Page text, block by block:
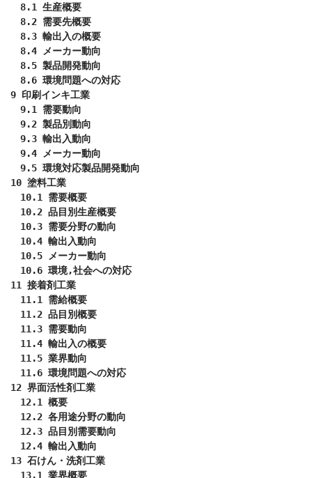
8.1 生産概要
8.2 需要先概要
8.3 輸出入の概要
8.4 メーカー動向
8.5 製品開発動向
8.6 環境問題への対応
9 印刷インキ工業
9.1 需要動向
9.2 製品別動向
9.3 輸出入動向
9.4 メーカー動向
9.5 環境対応製品開発動向
10 塗料工業
10.1 需要概要
10.2 品目別生産概要
10.3 需要分野の動向
10.4 輸出入動向
10.5 メーカー動向
10.6 環境,社会への対応
11 接着剤工業
11.1 需給概要
11.2 品目別概要
11.3 需要動向
11.4 輸出入の概要
11.5 業界動向
11.6 環境問題への対応
12 界面活性剤工業
12.1 概要
12.2 各用途分野の動向
12.3 品目別需要動向
12.4 輸出入動向
13 石けん・洗剤工業
13.1 業界概要